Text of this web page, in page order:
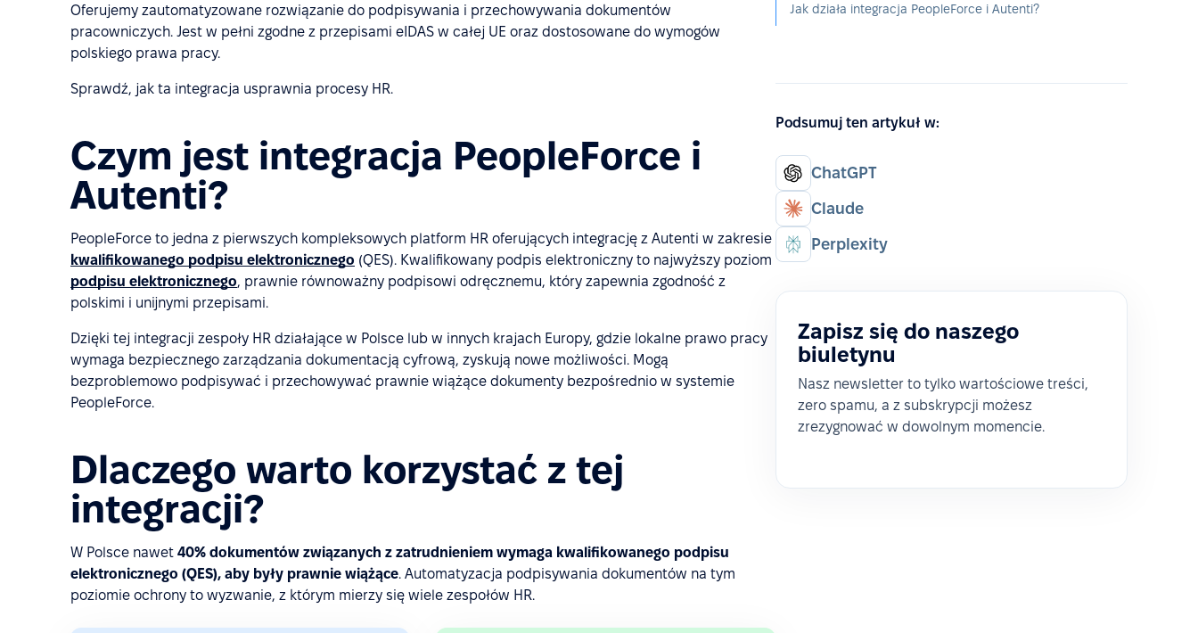
Oferujemy zautomatyzowane rozwiązanie do podpisywania i przechowywania dokumentów
pracowniczych. Jest w pełni zgodne z przepisami eIDAS w całej UE oraz dostosowane do wymogów
polskiego prawa pracy.
Sprawdź, jak ta integracja usprawnia procesy HR.
Czym jest integracja PeopleForce i
Autenti?
PeopleForce to jedna z pierwszych kompleksowych platform HR oferujących integrację z Autenti w zakresie
kwalifikowanego podpisu elektronicznego (QES). Kwalifikowany podpis elektroniczny to najwyższy poziom
podpisu elektronicznego, prawnie równoważny podpisowi odręcznemu, który zapewnia zgodność z
polskimi i unijnymi przepisami.
Dzięki tej integracji zespoły HR działające w Polsce lub w innych krajach Europy, gdzie lokalne prawo pracy
wymaga bezpiecznego zarządzania dokumentacją cyfrową, zyskują nowe możliwości. Mogą
bezproblemowo podpisywać i przechowywać prawnie wiążące dokumenty bezpośrednio w systemie
PeopleForce.
Dlaczego warto korzystać z tej
integracji?
W Polsce nawet 40% dokumentów związanych z zatrudnieniem wymaga kwalifikowanego podpisu
elektronicznego (QES), aby były prawnie wiążące. Automatyzacja podpisywania dokumentów na tym
poziomie ochrony to wyzwanie, z którym mierzy się wiele zespołów HR.
Jak działa integracja PeopleForce i Autenti?
Podsumuj ten artykuł w:
ChatGPT
Claude
Perplexity
Zapisz się do naszego
biuletynu
Nasz newsletter to tylko wartościowe treści,
zero spamu, a z subskrypcji możesz
zrezygnować w dowolnym momencie.